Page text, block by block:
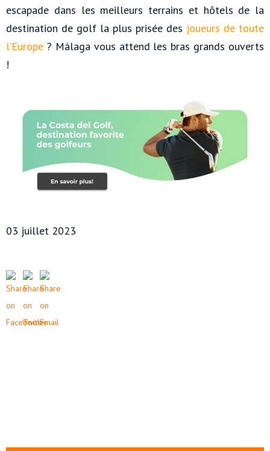
escapade dans les meilleurs terrains et hôtels de la
destination de golf la plus prisée des joueurs de toute
l’Europe ? Málaga vous attend les bras grands ouverts
!
03 juillet 2023